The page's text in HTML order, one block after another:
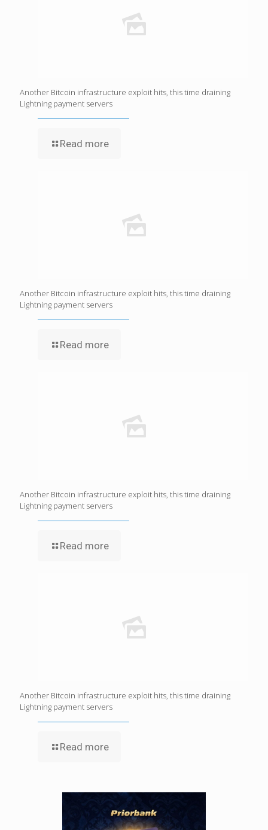
Another Bitcoin infrastructure exploit hits, this time draining
Lightning payment servers
Read more
Another Bitcoin infrastructure exploit hits, this time draining
Lightning payment servers
Read more
Another Bitcoin infrastructure exploit hits, this time draining
Lightning payment servers
Read more
Another Bitcoin infrastructure exploit hits, this time draining
Lightning payment servers
Read more